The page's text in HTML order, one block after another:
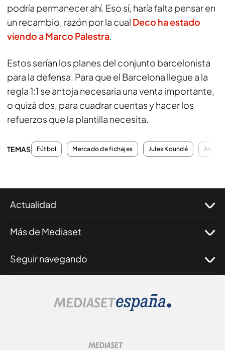
podría permanecer ahí. Eso sí, haría falta pensar en
un recambio, razón por la cual Deco ha estado
viendo aMarco Palestra.
Estos serían los planes del conjunto barcelonista
para la defensa. Para que el Barcelona llegue a la
regla 1:1 se antoja necesaria una venta importante,
o quizá dos, para cuadrar cuentas y hacer los
refuerzos que la plantilla necesita.
TEMAS Fútbol Mercado de fichajes Jules Koundé
Actualidad
Más de Mediaset
Seguir navegando